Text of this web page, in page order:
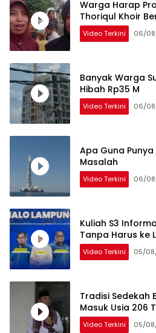
Warga Harap
Thoriqul Khoir
Video Terkini 06/
Banyak Warga
Hibah Rp35 M
Video Terkini 06/
Apa Guna
Masalah
Video Terkini 06/
Kuliah S3
Tanpa Harus ke
Video Terkini 05/
Tradisi Sedekah
Masuk Usia 206
Video Terkini 05/